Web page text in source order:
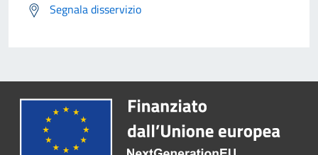
Segnala disservizio